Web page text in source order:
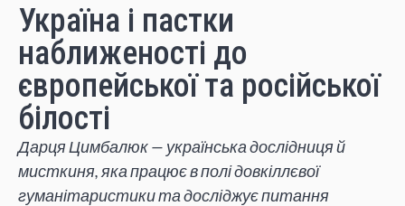
Україна і пастки
наближеності до
європейської та російської
білості
Дарця Цимбалюк — українська дослідниця й
мисткиня, яка працює в полі довкіллєвої
гуманітаристики та досліджує питання